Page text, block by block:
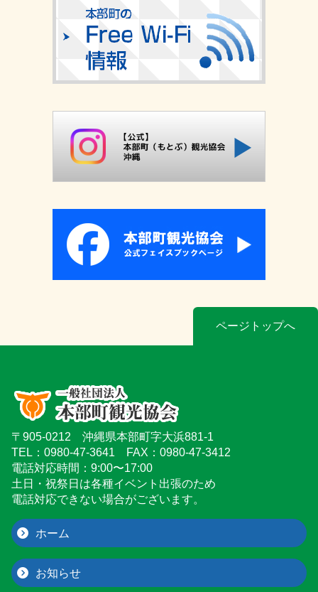
ページトップへ
〒905-0212 沖縄県本部町字大浜881-1
TEL：0980-47-3641 FAX：0980-47-3412
電話対応時間：9:00〜17:00
土日・祝祭日は各種イベント出張のため
電話対応できない場合がございます。
ホーム
お知らせ